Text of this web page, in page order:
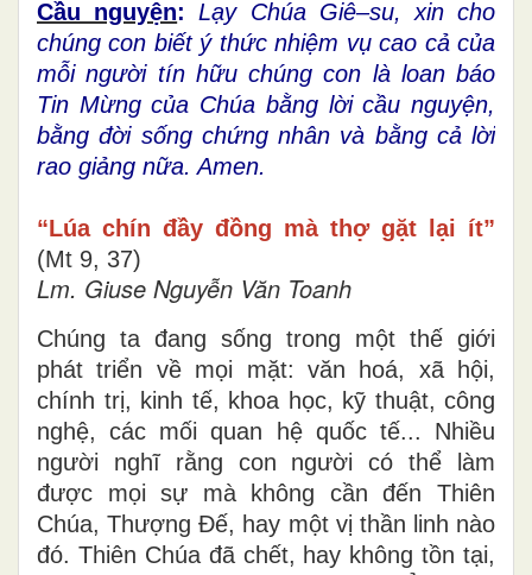
Cầu nguyện:
Lạy Chúa Giê–su, xin cho
chúng con biết ý thức nhiệm vụ cao cả của
mỗi người tín hữu chúng con là loan báo
Tin Mừng của Chúa bằng lời cầu nguyện,
bằng đời sống chứng nhân và bằng cả lời
rao giảng nữa. Amen.
“Lúa chín đầy đồng mà thợ gặt lại ít”
(Mt 9, 37)
Lm. Giuse Nguyễn Văn Toanh
Chúng ta đang sống trong một thế giới
phát triển về mọi mặt: văn hoá, xã hội,
chính trị, kinh tế, khoa học, kỹ thuật, công
nghệ, các mối quan hệ quốc tế... Nhiều
người nghĩ rằng con người có thể làm
được mọi sự mà không cần đến Thiên
Chúa, Thượng Đế, hay một vị thần linh nào
đó. Thiên Chúa đã chết, hay không tồn tại,